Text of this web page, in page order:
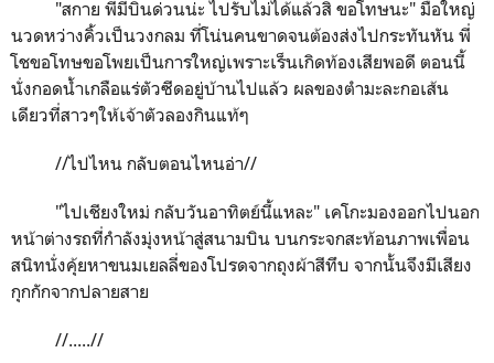
"สกาย พี่มีบินด่วนน่ะ ไปรับไม่ได้แล้วสิ ขอโทษนะ" มือใหญ่
นวดหว่างคิ้วเป็นวงกลม ที่โน่นคนขาดจนต้องส่งไปกระทันหัน พี่
โชขอโทษขอโพยเป็นการใหญ่เพราะเร็นเกิดท้องเสียพอดี ตอนนี้
นั่งกอดน้ำเกลือแร่ตัวซีดอยู่บ้านไปแล้ว ผลของตำมะละกอเส้น
เดียวที่สาวๆให้เจ้าตัวลองกินแท้ๆ
//ไปไหน กลับตอนไหนอ่า//
"ไปเชียงใหม่ กลับวันอาทิตย์นี้แหละ" เคโกะมองออกไปนอก
หน้าต่างรถที่กำลังมุ่งหน้าสู่สนามบิน บนกระจกสะท้อนภาพเพื่อน
สนิทนั่งคุ้ยหาขนมเยลลี่ของโปรดจากถุงผ้าสีทึบ จากนั้นจึงมีเสียง
กุกกักจากปลายสาย
//.....//